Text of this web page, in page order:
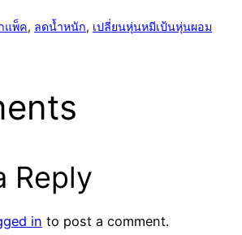
แพ็ค, ลดน้ำหนัก, เปลี่ยนหุ่นหมีเป้นหุ่นผอม
Reply
in to post a comment.